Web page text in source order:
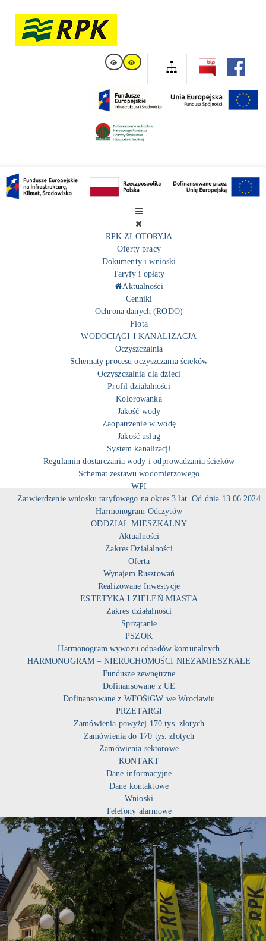
RPK ZŁOTORYJA
Oferty pracy
Dokumenty i wnioski
Taryfy i opłaty
Aktualności
Cenniki
Ochrona danych (RODO)
Flota
WODOCIĄGI I KANALIZACJA
Oczyszczalnia
Schematy procesu oczyszczania ścieków
Oczyszczalnia dla dzieci
Profil działalności
Kolorowanka
Jakość wody
Zaopatrzenie w wodę
Jakość usług
System kanalizacji
Regulamin dostarczania wody i odprowadzania ścieków
Schemat zestawu wodomierzowego
WPI
Zatwierdzenie wniosku taryfowego na okres 3 lat. Od dnia 13.06.2024
Harmonogram Odczytów
ODDZIAŁ MIESZKALNY
Aktualności
Zakres Działalności
Oferta
Wynajem Rusztowań
Realizowane Inwestycje
ESTETYKA I ZIELEŃ MIASTA
Zakres działalności
Sprzątanie
PSZOK
Harmonogram wywozu odpadów komunalnych
HARMONOGRAM – NIERUCHOMOŚCI NIEZAMIESZKAŁE
Fundusze zewnętrzne
Dofinansowane z UE
Dofinansowane z WFOŚiGW we Wrocławiu
PRZETARGI
Zamówienia powyżej 170 tys. złotych
Zamówienia do 170 tys. złotych
Zamówienia sektorowe
KONTAKT
Dane informacyjne
Dane kontaktowe
Wnioski
Telefony alarmowe